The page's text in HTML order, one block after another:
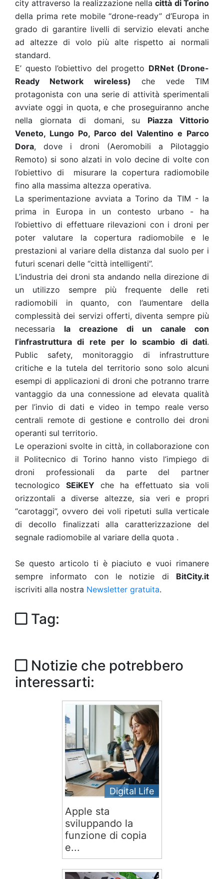
city attraverso la realizzazione nellacittà di Torino
della prima rete mobile “drone-ready” d’Europa in
grado di garantire livelli di servizio elevati anche
ad altezze di volo più alte rispetto ai normali
standard.
E’ questo l’obiettivo del progetto DRNet (Drone-
Ready Network wireless) che vede TIM
protagonista con una serie di attività sperimentali
avviate oggi in quota, e che proseguiranno anche
nella giornata di domani, su Piazza Vittorio
Veneto, Lungo Po, Parco del Valentino e Parco
Dora, dove i droni (Aeromobili a Pilotaggio
Remoto) si sono alzati in volo decine di volte con
l’obiettivo di misurare la copertura radiomobile
fino alla massima altezza operativa.
La sperimentazione avviata a Torino da TIM - la
prima in Europa in un contesto urbano - ha
l’obiettivo di effettuare rilevazioni con i droni per
poter valutare la copertura radiomobile e le
prestazioni al variare della distanza dal suolo per i
futuri scenari delle “città intelligenti”.
L’industria dei droni sta andando nella direzione di
un utilizzo sempre più frequente delle reti
radiomobili in quanto, con l’aumentare della
complessità dei servizi offerti, diventa sempre più
necessaria la creazione di un canale con
l’infrastruttura di rete per lo scambio di dati.
Public safety, monitoraggio di infrastrutture
critiche e la tutela del territorio sono solo alcuni
esempi di applicazioni di droni che potranno trarre
vantaggio da una connessione ad elevata qualità
per l’invio di dati e video in tempo reale verso
centrali remote di gestione e controllo dei droni
operanti sul territorio.
Le operazioni svolte in città, in collaborazione con
il Politecnico di Torino hanno visto l’impiego di
droni professionali da parte del partner
tecnologico SEiKEY che ha effettuato sia voli
orizzontali a diverse altezze, sia veri e propri
“carotaggi”, ovvero dei voli ripetuti sulla verticale
di decollo finalizzati alla caratterizzazione del
segnale radiomobile al variare della quota .
Se questo articolo ti è piaciuto e vuoi rimanere
sempre informato con le notizie di BitCity.it
iscriviti alla nostra Newsletter gratuita.
Tag:
Notizie che potrebbero
interessarti:
Digital Life
Apple sta
sviluppando la
funzione di copia
e...